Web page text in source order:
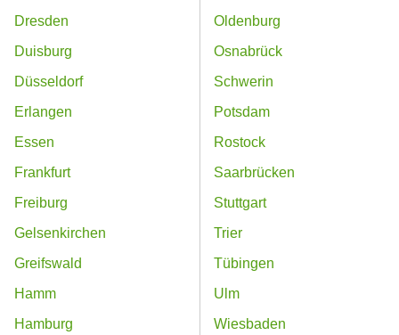
Dresden
Duisburg
Düsseldorf
Erlangen
Essen
Frankfurt
Freiburg
Gelsenkirchen
Greifswald
Hamm
Hamburg
Oldenburg
Osnabrück
Schwerin
Potsdam
Rostock
Saarbrücken
Stuttgart
Trier
Tübingen
Ulm
Wiesbaden